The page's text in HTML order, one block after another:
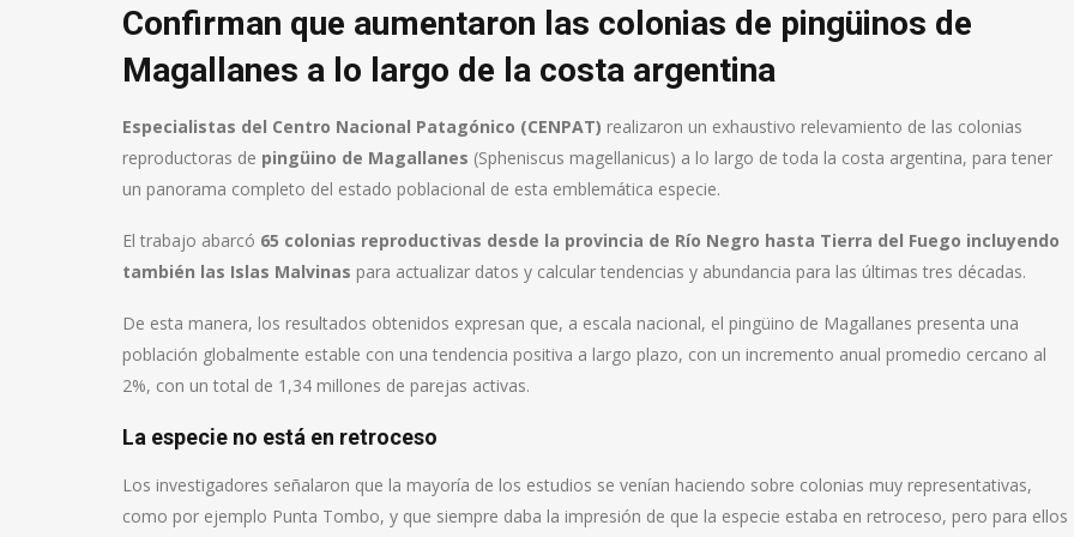
Confirman que aumentaron las colonias de pingüinos de
Magallanes a lo largo de la costa argentina
Especialistas del Centro Nacional Patagónico (CENPAT) realizaron un exhaustivo relevamiento de las colonias
reproductoras de pingüino de Magallanes (Spheniscus magellanicus) a lo largo de toda la costa argentina, para tener
un panorama completo del estado poblacional de esta emblemática especie.
El trabajo abarcó 65 colonias reproductivas desde la provincia de Río Negro hasta Tierra del Fuego incluyendo
también las Islas Malvinas para actualizar datos y calcular tendencias y abundancia para las últimas tres décadas.
De esta manera, los resultados obtenidos expresan que, a escala nacional, el pingüino de Magallanes presenta una
población globalmente estable con una tendencia positiva a largo plazo, con un incremento anual promedio cercano al
2%, con un total de 1,34 millones de parejas activas.
La especie no está en retroceso
Los investigadores señalaron que la mayoría de los estudios se venían haciendo sobre colonias muy representativas,
como por ejemplo Punta Tombo, y que siempre daba la impresión de que la especie estaba en retroceso, pero para ellos